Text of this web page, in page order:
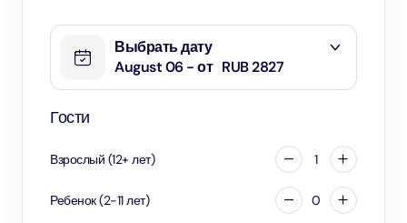
Выбрать дату
August 06 - от RUB 2827
Гости
Взрослый (12+ лет) 1
Ребенок(2-11лет) 0